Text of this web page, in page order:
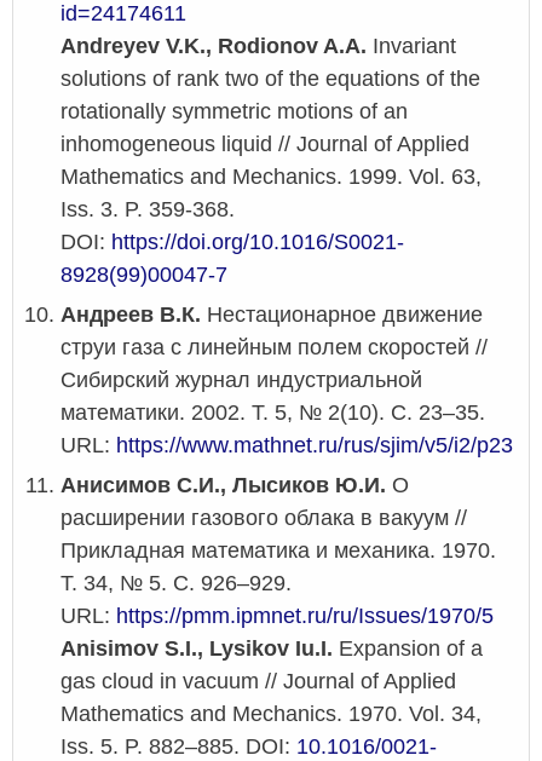
id=24174611
Andreyev V.K., Rodionov A.A. Invariant
solutions of rank two of the equations of the
rotationally symmetric motions of an
inhomogeneous liquid // Journal of Applied
Mathematics and Mechanics. 1999. Vol. 63,
Iss. 3. P. 359-368.
DOI: https://doi.org/10.1016/S0021-
8928(99)00047-7
Андреев В.К. Нестационарное движение
струи газа с линейным полем скоростей //
Сибирский журнал индустриальной
математики. 2002. Т. 5, № 2(10). С. 23–35.
URL: https://www.mathnet.ru/rus/sjim/v5/i2/p23
Анисимов С.И., Лысиков Ю.И. О
расширении газового облака в вакуум //
Прикладная математика и механика. 1970.
Т. 34, № 5. С. 926–929.
URL: https://pmm.ipmnet.ru/ru/Issues/1970/5
Anisimov S.I., Lysikov Iu.I. Expansion of a
gas cloud in vacuum // Journal of Applied
Mathematics and Mechanics. 1970. Vol. 34,
Iss. 5. P. 882–885. DOI: 10.1016/0021-